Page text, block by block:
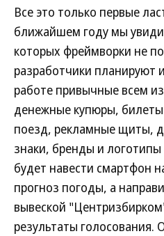
Все это только первые
ближайшем году мы
которых фреймворки не
разработчики планируют
работе привычные всем
денежные купюры,
поезд, рекламные щиты,
знаки, бренды и
будет навести смартфон
прогноз погоды, а
вывеской
результаты голосования.